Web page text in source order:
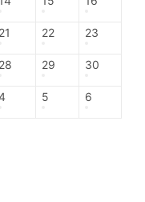
21 22 23
28 29 30
5 6